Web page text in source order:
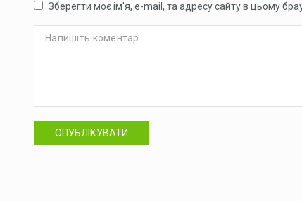
Зберегти моє ім'я, e-mail, та адресу сайту в цьому
ОПУБЛІКУВАТИ